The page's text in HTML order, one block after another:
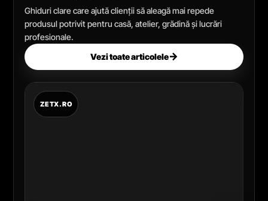
Ghiduri clare care ajută clienții să aleagă mai repede
produsul potrivit pentru casă, atelier, grădină și lucrări
profesionale.
Vezi toate articolele→